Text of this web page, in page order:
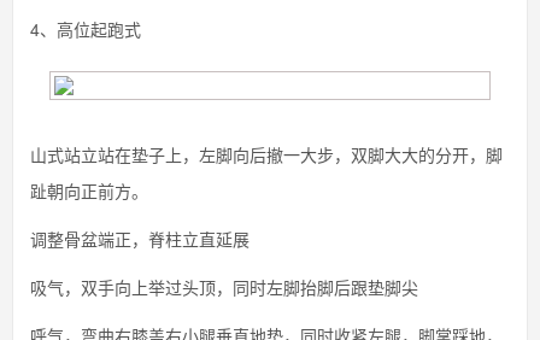
4、高位起跑式
山式站立站在垫子上，左脚向后撤一大步，双脚大大的分开，脚
趾朝向正前方。
调整骨盆端正，脊柱立直延展
吸气，双手向上举过头顶，同时左脚抬脚后跟垫脚尖
呼气，弯曲右膝盖右小腿垂直地垫，同时收紧左腿，脚掌踩地，